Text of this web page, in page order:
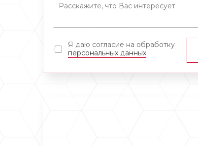
Я даю согласие на обработку
персональных данных